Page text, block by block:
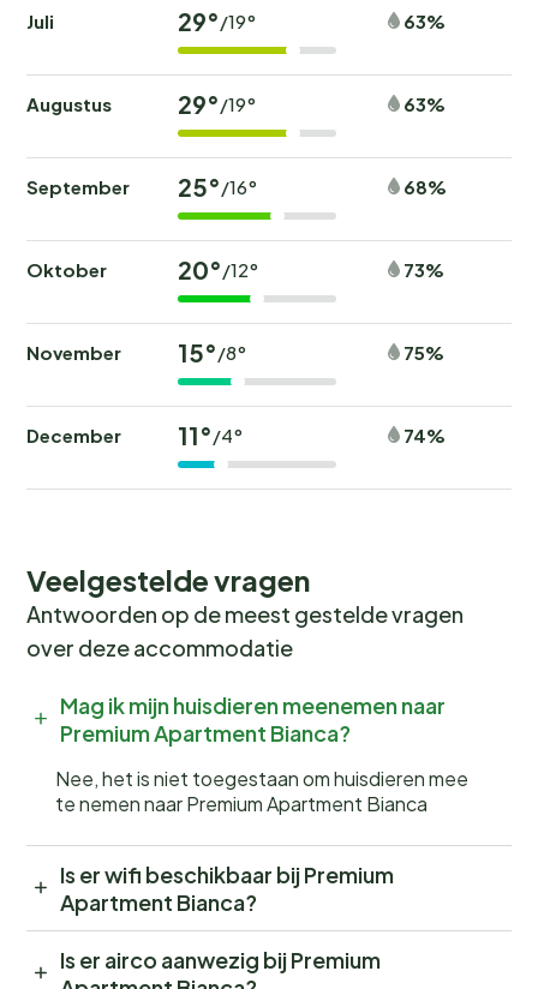
Juli 29°/19° 63%
Augustus 29°/19° 63%
September 25°/16° 68%
Oktober 20°/12° 73%
November 15°/8° 75%
December 11°/4° 74%
Veelgestelde vragen
Antwoorden op de meest gestelde vragen
over deze accommodatie
Mag ik mijn huisdieren meenemen naar
Premium Apartment Bianca?
Nee, het is niet toegestaan om huisdieren mee
te nemen naar Premium Apartment Bianca
Is er wifi beschikbaar bij Premium
Apartment Bianca?
Is er airco aanwezig bij Premium